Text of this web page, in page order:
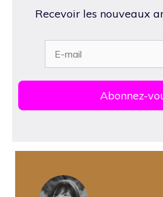
Recevoir les nouveaux